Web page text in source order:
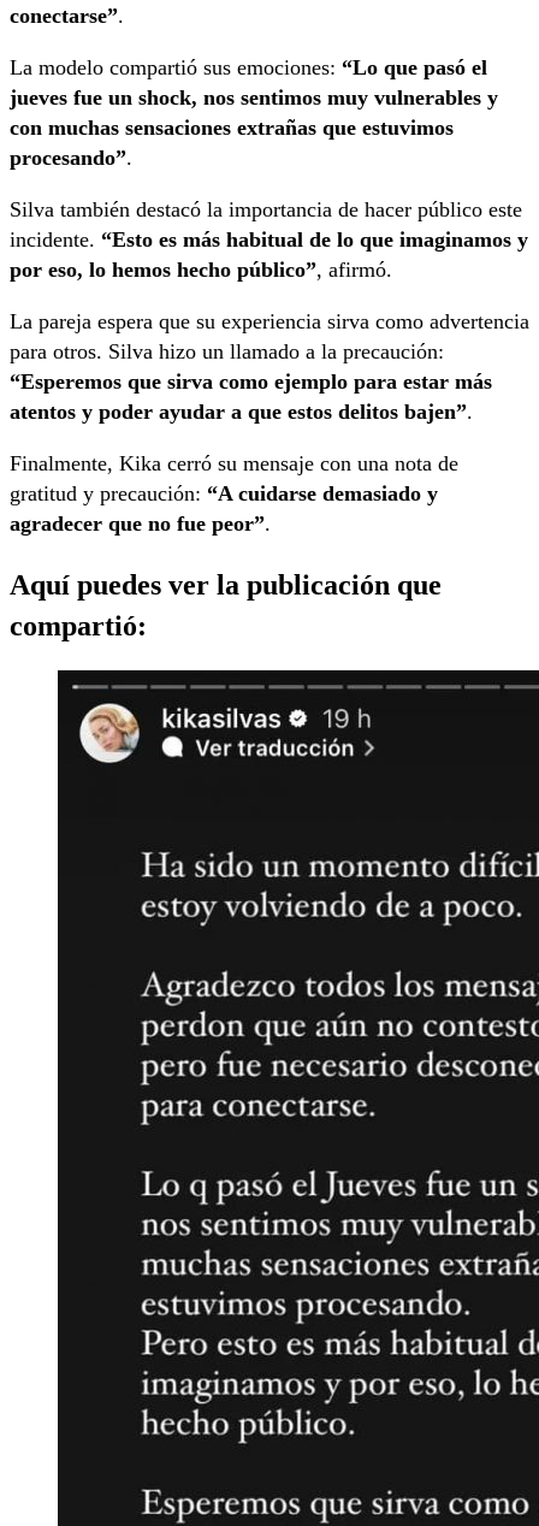
conectarse”.
La modelo compartió sus emociones: “Lo que pasó el
jueves fue un shock, nos sentimos muy vulnerables y
con muchas sensaciones extrañas que estuvimos
procesando”.
Silva también destacó la importancia de hacer público este
incidente. “Esto es más habitual de lo que imaginamos y
por eso, lo hemos hecho público”, afirmó.
La pareja espera que su experiencia sirva como advertencia
para otros. Silva hizo un llamado a la precaución:
“Esperemos que sirva como ejemplo para estar más
atentos y poder ayudar a que estos delitos bajen”.
Finalmente, Kika cerró su mensaje con una nota de
gratitud y precaución: “A cuidarse demasiado y
agradecer que no fue peor”.
Aquí puedes ver la publicación que
compartió: